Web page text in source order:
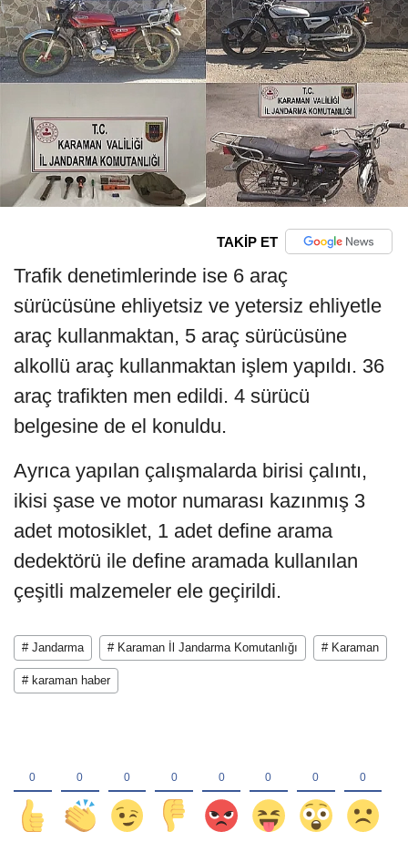
TAKİP ET
Trafik denetimlerinde ise 6 araç
sürücüsüne ehliyetsiz ve yetersiz ehliyetle
araç kullanmaktan, 5 araç sürücüsüne
alkollü araç kullanmaktan işlem yapıldı. 36
araç trafikten men edildi. 4 sürücü
belgesine de el konuldu.
Ayrıca yapılan çalışmalarda birisi çalıntı,
ikisi şase ve motor numarası kazınmış 3
adet motosiklet, 1 adet define arama
dedektörü ile define aramada kullanılan
çeşitli malzemeler ele geçirildi.
# Jandarma # Karaman İl Jandarma Komutanlığı # Karaman
# karaman haber